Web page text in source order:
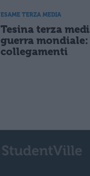
ESAME TERZA MEDIA
Tesina terza
guerra mondiale:
collegamenti